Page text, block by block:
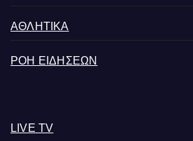
ΑΘΛΗΤΙΚΑ
ΡΟΗ ΕΙΔΗΣΕΩΝ
LIVE TV